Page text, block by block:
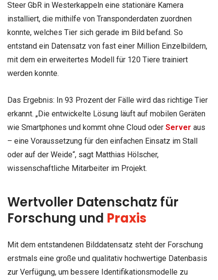
Steer GbR in Westerkappeln eine stationäre Kamera
installiert, die mithilfe von Transponderdaten zuordnen
konnte, welches Tier sich gerade im Bild befand. So
entstand ein Datensatz von fast einer Million Einzelbildern,
mit dem ein erweitertes Modell für 120 Tiere trainiert
werden konnte.
Das Ergebnis: In 93 Prozent der Fälle wird das richtige Tier
erkannt. „Die entwickelte Lösung läuft auf mobilen Geräten
wie Smartphones und kommt ohne Cloud oder Server aus
– eine Voraussetzung für den einfachen Einsatz im Stall
oder auf der Weide“, sagt Matthias Hölscher,
wissenschaftliche Mitarbeiter im Projekt.
Wertvoller Datenschatz für
Forschung und Praxis
Mit dem entstandenen Bilddatensatz steht der Forschung
erstmals eine große und qualitativ hochwertige Datenbasis
zur Verfügung, um bessere Identifikationsmodelle zu